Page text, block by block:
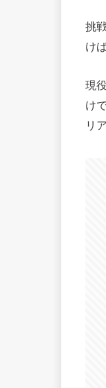
挑
け
現
け
リ